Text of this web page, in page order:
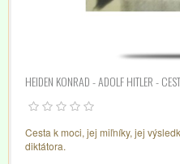
HEIDEN KONRAD - ADOLF HITLER -
Cesta k moci, jej miľníky, jej
diktátora.